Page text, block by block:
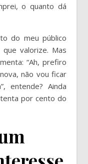
o quanto dá
do meu público
valorize. Mas
“Ah, prefiro
não vou ficar
entende? Ainda
por cento do